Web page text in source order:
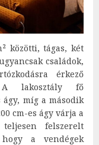
közötti, tágas, két
családok,
érkező
A lakosztály fő
ágy, míg a második
cm-es ágy várja a
felszerelt
a vendégek